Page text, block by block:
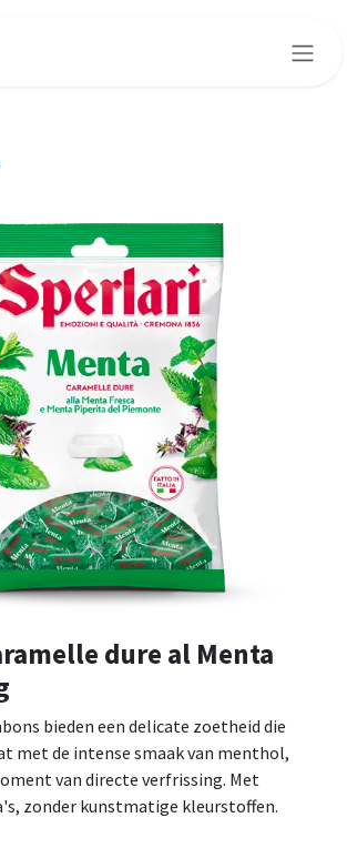
dure al Menta
bieden een delicate zoetheid die
met de intense smaak van menthol,
van directe verfrissing. Met
zonder kunstmatige kleurstoffen.